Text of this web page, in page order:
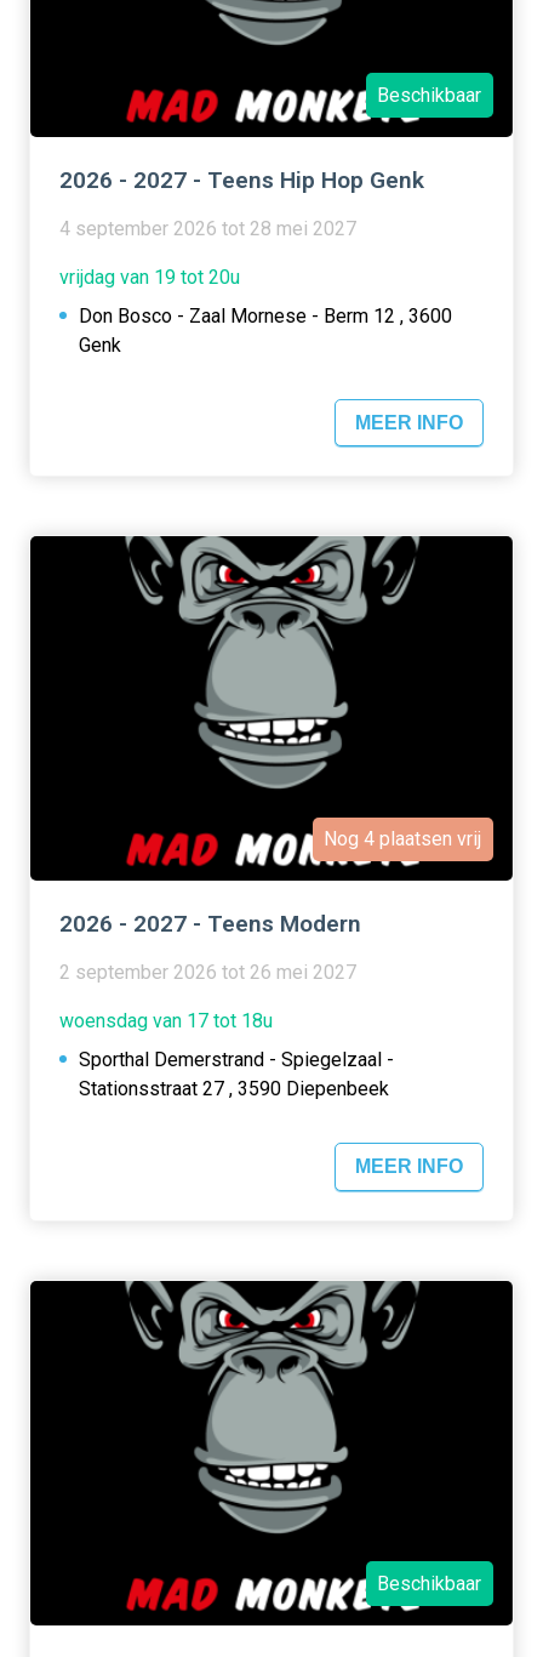
Beschikbaar
2026 - 2027 - Teens Hip Hop Genk
4 september 2026 tot 28 mei 2027
vrijdag van 19 tot 20u
Don Bosco - Zaal Mornese - Berm 12 , 3600
Genk
MEER INFO
Nog 4 plaatsen vrij
2026 - 2027 - Teens Modern
2 september 2026 tot 26 mei 2027
woensdag van 17 tot 18u
Sporthal Demerstrand - Spiegelzaal -
Stationsstraat 27 , 3590 Diepenbeek
MEER INFO
Beschikbaar